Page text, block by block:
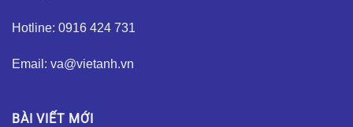
Hotline: 0916 424 731
Email: va@vietanh.vn
BÀI VIẾT MỚI